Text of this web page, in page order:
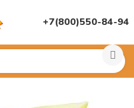
+7(800)550-84-94
/